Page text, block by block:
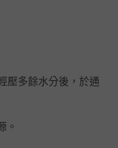
壓多餘水分後，於通
。